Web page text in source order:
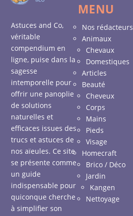
Astuces and Co,
véritable
compendium en
ligne, puise dans la
sagesse
intemporelle pour
offrir une panoplie
de solutions
naturelles et
efficaces issues des
trucs et astuces de
nos aïeules. Ce site
se présente comme
un guide
indispensable pour
quiconque cherche
à simplifier son
MENU
Nos rédacteurs
Animaux
Chevaux
Domestiques
Articles
Beauté
Cheveux
Corps
Mains
Pieds
Visage
Homecraft
Brico / Déco
Jardin
Kangen
Nettoyage